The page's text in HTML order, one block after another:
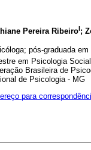
Pereira RibeiroI;
pós-graduada
em Psicologia
Brasileira de
de Psicologia - MG
para